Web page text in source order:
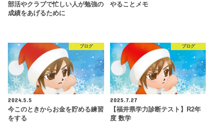
部活やクラブで忙しい人が勉強の
成績をあげるために
やることメモ
ブログ
2024.5.5
今このときからお金を貯める練習
をする
ブログ
2025.7.27
【福井県学力診断テスト】R2年
度 数学